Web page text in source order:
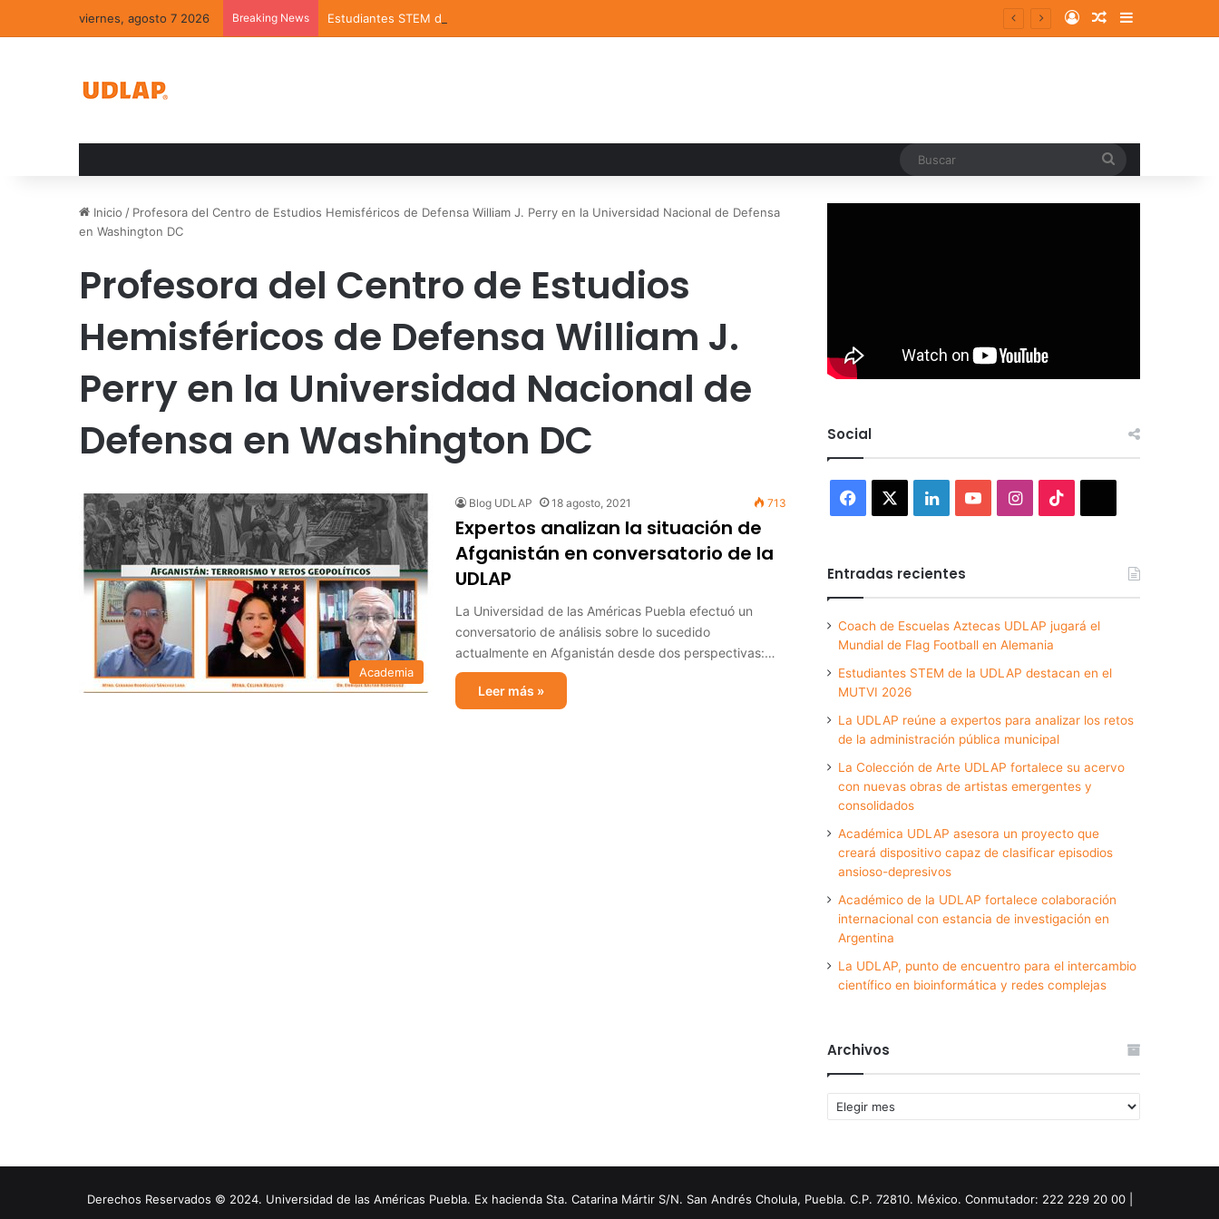
viernes, agosto 7 2026 Breaking News Estudiantes STEM de la UDLAP destacan en el MUTVI 2026 Log InRandom Article
Sidebar
Inicio / Profesora del Centro de Estudios Hemisféricos de Defensa William J. Perry en la Universidad Nacional de Defensa
en Washington DC
Profesora del Centro de Estudios
Hemisféricos de Defensa William J.
Perry en la Universidad Nacional de
Defensa en Washington DC
Academia
Blog UDLAP 18 agosto, 2021 713
Expertos analizan la situación de
Afganistán en conversatorio de la
UDLAP
La Universidad de las Américas Puebla efectuó un
conversatorio de análisis sobre lo sucedido
actualmente en Afganistán desde dos perspectivas:…
Leer más »
Social
Facebook LinkedInYouTubeInstagram
Entradas recientes
Coach de Escuelas Aztecas UDLAP jugará el
Mundial de Flag Football en Alemania
Estudiantes STEM de la UDLAP destacan en el
MUTVI 2026
La UDLAP reúne a expertos para analizar los retos
de la administración pública municipal
La Colección de Arte UDLAP fortalece su acervo
con nuevas obras de artistas emergentes y
consolidados
Académica UDLAP asesora un proyecto que
creará dispositivo capaz de clasificar episodios
ansioso-depresivos
Académico de la UDLAP fortalece colaboración
internacional con estancia de investigación en
Argentina
La UDLAP, punto de encuentro para el intercambio
científico en bioinformática y redes complejas
Archivos
Archivos
Derechos Reservados © 2024. Universidad de las Américas Puebla. Ex hacienda Sta. Catarina Mártir S/N. San Andrés Cholula, Puebla. C.P. 72810. México. Conmutador: 222 229 20 00 |